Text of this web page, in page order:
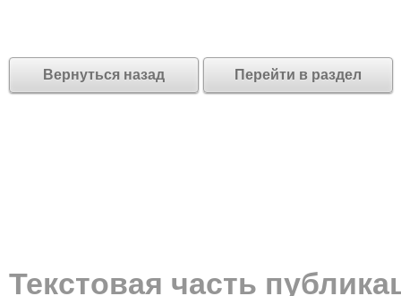
Вернуться назад Перейти в раздел
Текстовая часть